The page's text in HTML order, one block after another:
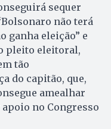
sequer
não terá
ganha eleição” e
pleito eleitoral,
tão
do capitão, que,
amealhar
no Congresso